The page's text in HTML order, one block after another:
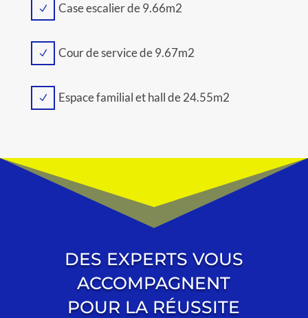
N Case escalier de 9.66m2
N Cour de service de 9.67m2
N Espace familial et hall de 24.55m2
DES EXPERTS VOUS
ACCOMPAGNENT
POUR LA RÉUSSITE